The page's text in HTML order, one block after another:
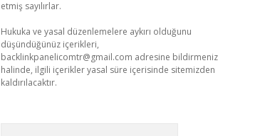
etmiş sayılırlar.
Hukuka ve yasal düzenlemelere aykırı olduğunu
düşündüğünüz içerikleri,
backlinkpanelicomtr@gmail.com adresine bildirmeniz
halinde, ilgili içerikler yasal süre içerisinde sitemizden
kaldırılacaktır.